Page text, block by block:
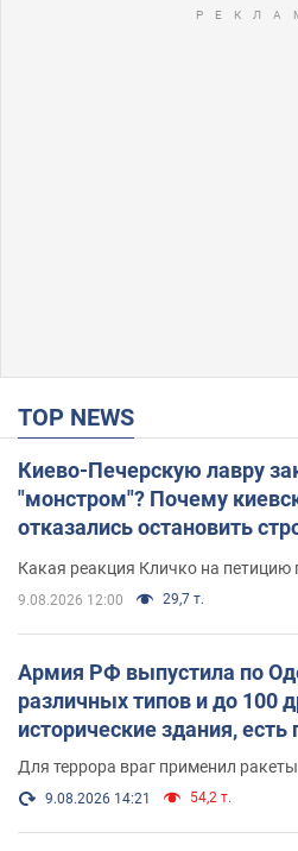
TOP NEWS
Киево-Печерскую лавру
"монстром"? Почему
отказались остановить
Какая реакция Кличко на петицию
9.08.2026 12:00 29,7 т.
Армия РФ выпустила по
различных типов и до 100
исторические здания,
и видео
Для террора враг применил
9.08.2026 14:21 54,2 т.